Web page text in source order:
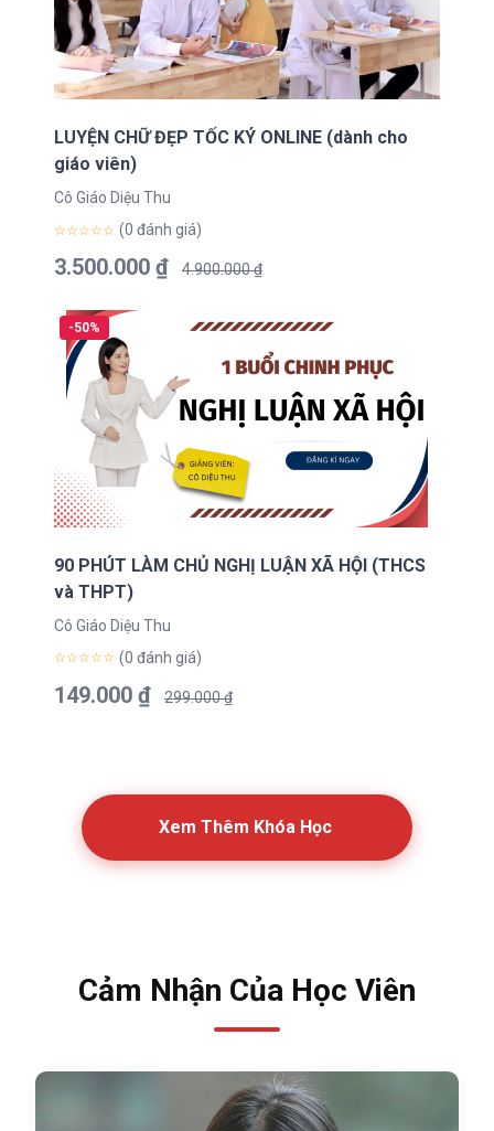
LUYỆN CHỮ ĐẸP TỐC KÝ ONLINE (dành cho
giáo viên)
Cô Giáo Diệu Thu
☆☆☆☆☆ (0 đánh giá)
3.500.000 ₫ 4.900.000 ₫
-50%
90 PHÚT LÀM CHỦ NGHỊ LUẬN XÃ HỘI (THCS
và THPT)
Cô Giáo Diệu Thu
☆☆☆☆☆ (0 đánh giá)
149.000 ₫ 299.000 ₫
Xem Thêm Khóa Học
Cảm Nhận Của Học Viên